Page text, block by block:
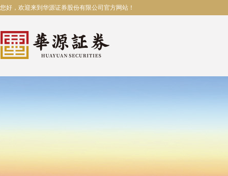
您好，欢迎来到华源证券股份有限公司官方网站！